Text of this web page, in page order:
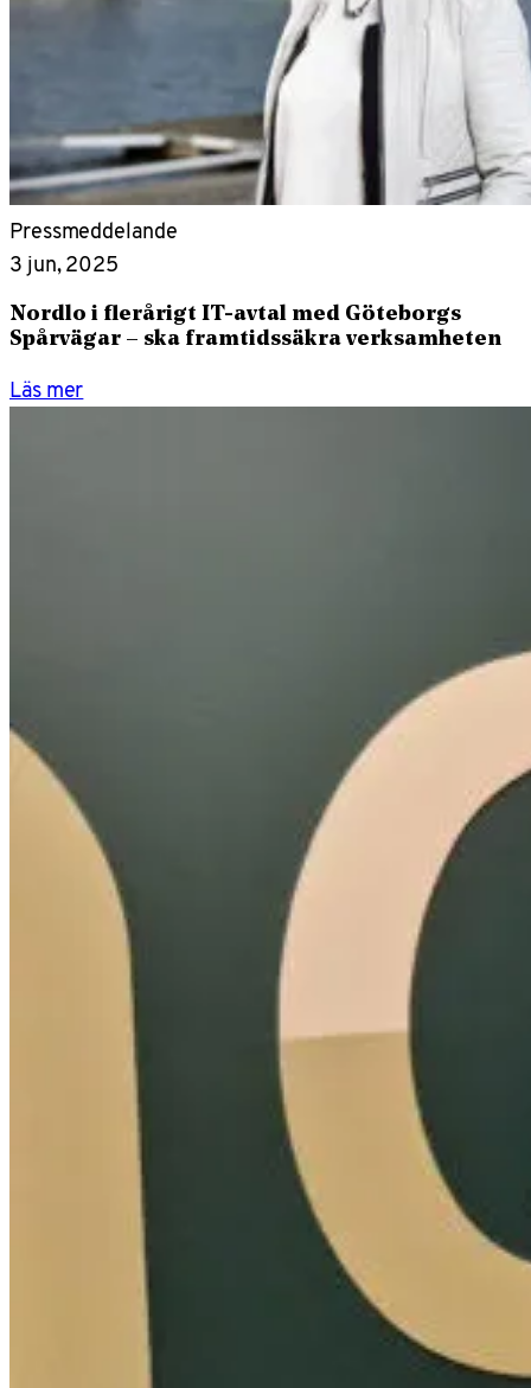
Pressmeddelande
3 jun, 2025
Nordlo i flerårigt IT-avtal med Göteborgs
Spårvägar – ska framtidssäkra verksamheten
Läs mer